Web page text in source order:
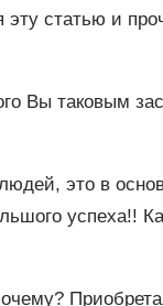
статью и
Вы таковым
это в
успеха!!